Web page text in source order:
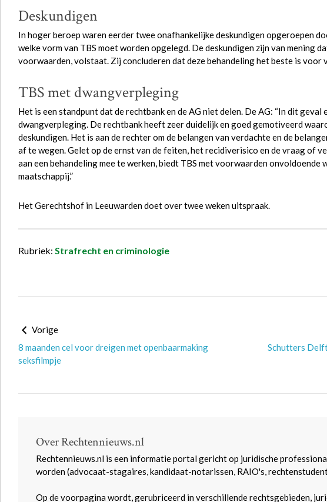
Deskundigen
In hoger beroep waren eerder twee onafhankelijke deskundigen opgeroepen
welke vorm van TBS moet worden opgelegd. De deskundigen zijn van mening
voorwaarden, volstaat. Zij concluderen dat deze behandeling het beste is voor
TBS met dwangverpleging
Het is een standpunt dat de rechtbank en de AG niet delen. De AG: “In dit
dwangverpleging. De rechtbank heeft zeer duidelijk en goed gemotiveerd
deskundigen. Het is aan de rechter om de belangen van verdachte en de
af te wegen. Gelet op de ernst van de feiten, het recidiverisico en de vraag of
aan een behandeling mee te werken, biedt TBS met voorwaarden onvoldoende
maatschappij.”
Het Gerechtshof in Leeuwarden doet over twee weken uitspraak.
Rubriek: Strafrecht en criminologie
Vorige
8 maanden cel voor dreigen met openbaarmaking
seksfilmpje
Schutters
Over Rechtennieuws.nl
Rechtennieuws.nl is een informatie portal gericht op juridische
worden (advocaat-stagaires, kandidaat-notarissen, RAIO's,
Op de voorpagina wordt, gerubriceerd in verschillende rechtsgebieden,